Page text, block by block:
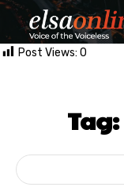
Post Views: 0
Tag: